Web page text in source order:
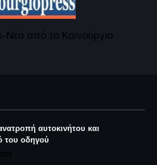
Νέα από το Καινούργιο
αυτοκινήτου και
του οδηγού